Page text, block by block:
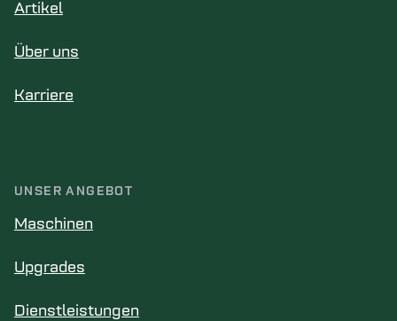
Artikel
Über uns
Karriere
UNSER ANGEBOT
Maschinen
Upgrades
Dienstleistungen